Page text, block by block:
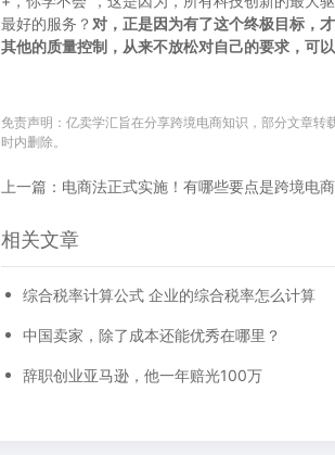
最好的服务？ 对，正是因为有了这个终极目标，
其他的质量控制，从来不放松对自己的要求，可
免责声明：亿卖学汇旨在分享跨境电商知识，部分文章
时内删除。
相关文章
综合税率计算公式 企业的综合税率怎么计算
中国卖家，除了成本还能优秀在哪里？
辞职创业亚马逊，他一年赔光100万